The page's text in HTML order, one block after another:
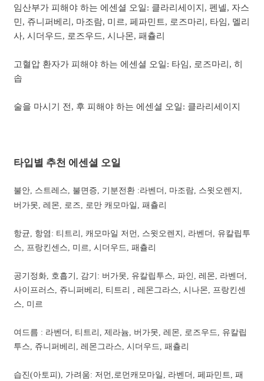
임산부가 피해야 하는 에센셜 오일: 클라리세이지, 펜넬, 자스
민, 쥬니퍼베리, 마조람, 미르, 페파민트, 로즈마리, 타임, 멜리
사, 시더우드, 로즈우드, 시나몬, 패츌리
고혈압 환자가 피해야 하는 에센셜 오일: 타임, 로즈마리, 히
솝
술을 마시기 전, 후 피해야 하는 에센셜 오일: 클라리세이지
타입별 추천 에센셜 오일
불안, 스트레스, 불면증, 기분전환 :라벤더, 마조람, 스윗오렌지,
버가못, 레몬, 로즈, 로만 캐모마일, 패츌리
항균, 항염: 티트리, 캐모마일 저먼, 스윗오렌지, 라벤더, 유칼립투
스, 프랑킨센스, 미르, 시더우드, 패츌리
공기정화, 호흡기, 감기: 버가못, 유칼립투스, 파인, 레몬, 라벤더,
사이프러스, 쥬니퍼베리, 티트리 , 레몬그라스, 시나몬, 프랑킨센
스, 미르
여드름 : 라벤더, 티트리, 제라늄, 버가못, 레몬, 로즈우드, 유칼립
투스, 쥬니퍼베리, 레몬그라스, 시더우드, 패츌리
습진(아토피), 가려움: 저먼,로먼캐모마일, 라벤더, 페파민트, 패